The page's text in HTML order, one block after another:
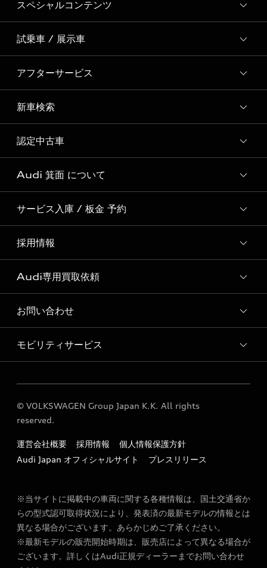
全国統一イベント
ディーラー独自イベント
スペシャルコンテンツ
スペシャルコンテンツ一覧
Event Report
Audi 自動車保険プレミアム
SNS
Welcome to Audi Life
試乗車 / 展示車
試乗予約
試乗車・展示車一覧
Audi GO（レンタカーサービス）
Audi Virtual Showroom
アフターサービス
サービスクオリティ
オリジナルサービスメニュー
Audi Cam
新車検索
新車検索
認定中古車
全国販売台数 No.1の実績
Audi認定中古車検索
Audi 箕面 について
Audi 箕面 店舗情報
Audi Approved Automobile 箕面 店舗情報
Audi 箕面 運営会社概要
Audi 箕面 お客様の声
ショールーム紹介動画
サービス入庫 / 板金 予約
Audi 箕面 サービス入庫予約
ボディリペア（板金）予約サービス
採用情報
採用ページ
Audi専用買取依頼
Audi専用買取依頼フォーム
お問い合わせ
各種お問い合わせ
モビリティサービス
Audi GO（レンタカーサービス）
© VOLKSWAGEN Group Japan K.K. All rights
reserved.
運営会社概要 採用情報
個人情報保護方針
Audi Japan オフィシャルサイト
プレスリリース
※当サイトに掲載中の車両に関する各種情報は、国土交通省か
らの型式認可取得状況により、発表済の最新モデルの情報とは
異なる場合がございます。あらかじめご了承ください。
※最新モデルの販売開始時期は、販売店によって異なる場合が
ございます。詳しくはAudi正規ディーラーまでお問い合わせ